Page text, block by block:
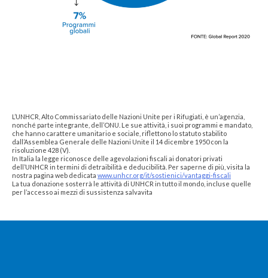
L’UNHCR, Alto Commissariato delle Nazioni Unite per i Rifugiati, è un’agenzia,
nonché parte integrante, dell’ONU. Le sue attività, i suoi programmi e mandato,
che hanno carattere umanitario e sociale, riflettono lo statuto stabilito
dall’Assemblea Generale delle Nazioni Unite il 14 dicembre 1950 con la
risoluzione 428 (V).
In Italia la legge riconosce delle agevolazioni fiscali ai donatori privati
dell’UNHCR in termini di detraibilità e deducibilità. Per saperne di più, visita la
nostra pagina web dedicata www.unhcr.org/it/sostienici/vantaggi-fiscali
La tua donazione sosterrà le attività di UNHCR in tutto il mondo, incluse quelle
per l’accesso ai mezzi di sussistenza salvavita